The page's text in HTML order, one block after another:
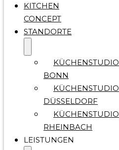
KITCHEN
CONCEPT
STANDORTE
KÜCHENSTUDIO
BONN
KÜCHENSTUDIO
DÜSSELDORF
KÜCHENSTUDIO
RHEINBACH
LEISTUNGEN